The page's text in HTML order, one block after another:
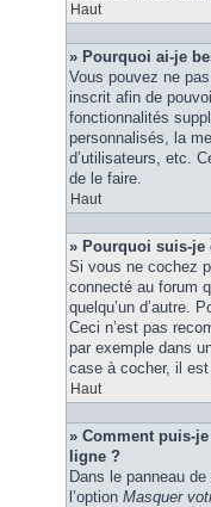
Haut
» Pourquoi ai-je
Vous pouvez ne
inscrit afin de
fonctionnalités
personnalisés, la
d’utilisateurs, etc.
de le faire.
Haut
» Pourquoi suis-je
Si vous ne cochez
connecté au forum
quelqu’un d’autre.
Ceci n’est pas
par exemple dans
case à cocher, il
Haut
» Comment puis-
ligne ?
Dans le panneau
l’option Masquer